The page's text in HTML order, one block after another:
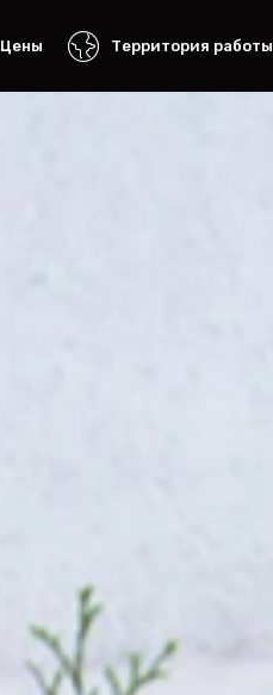
Цены Территория работы